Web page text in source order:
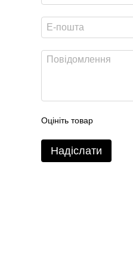
Оцініть товар
Надіслати